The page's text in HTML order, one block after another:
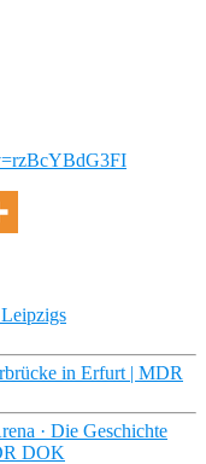
in Erfurt | MDR
· Die Geschichte
DOK